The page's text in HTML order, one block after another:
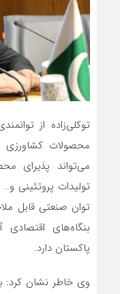
توکلی‌زاده از
محصولات کشاورزی
می‌تواند پذیرای
تولیدات پروتئینی
توان صنعتی قابل
بنگاه‌های
پاکستان دارد.
وی خاطر نشان کرد: